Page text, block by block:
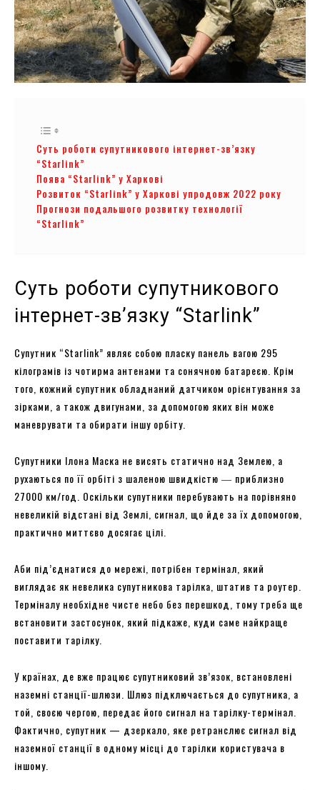
Суть роботи супутникового інтернет-зв’язку
“Starlink”
Поява “Starlink” у Харкові
Розвиток “Starlink” у Харкові упродовж 2022 року
Прогнози подальшого розвитку технології
“Starlink”
Суть роботи супутникового
інтернет-зв’язку “Starlink”
Супутник “Starlink” являє собою пласку панель вагою 295
кілограмів із чотирма антенами та сонячною батареєю. Крім
того, кожний супутник обладнаний датчиком орієнтування за
зірками, а також двигунами, за допомогою яких він може
маневрувати та обирати іншу орбіту.
Супутники Ілона Маска не висять статично над Землею, а
рухаються по її орбіті з шаленою швидкістю ― приблизно
27000 км/год. Оскільки супутники перебувають на порівняно
невеликій відстані від Землі, сигнал, що йде за їх допомогою,
практично миттєво досягає цілі.
Аби під’єднатися до мережі, потрібен термінал, який
виглядає як невелика супутникова тарілка, штатив та роутер.
Терміналу необхідне чисте небо без перешкод, тому треба ще
встановити застосунок, який підкаже, куди саме найкраще
поставити тарілку.
У країнах, де вже працює супутниковий зв’язок, встановлені
наземні станції-шлюзи. Шлюз підключається до супутника, а
той, своєю чергою, передає його сигнал на тарілку-термінал.
Фактично, супутник — дзеркало, яке ретранслює сигнал від
наземної станції в одному місці до тарілки користувача в
іншому.